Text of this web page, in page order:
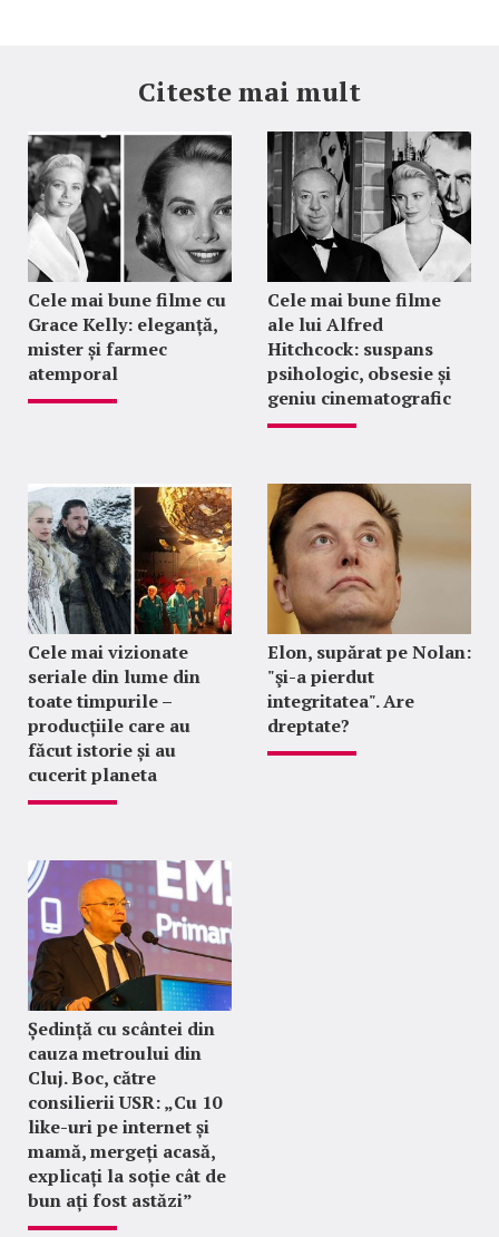
Citeste mai mult
Cele mai bune filme cu
Grace Kelly: eleganță,
mister și farmec
atemporal
Cele mai bune filme
ale lui Alfred
Hitchcock: suspans
psihologic, obsesie și
geniu cinematografic
Cele mai vizionate
seriale din lume din
toate timpurile –
producțiile care au
făcut istorie și au
cucerit planeta
Elon, supărat pe Nolan:
"şi-a pierdut
integritatea". Are
dreptate?
Ședință cu scântei din
cauza metroului din
Cluj. Boc, către
consilierii USR: „Cu 10
like-uri pe internet și
mamă, mergeți acasă,
explicați la soție cât de
bun ați fost astăzi”